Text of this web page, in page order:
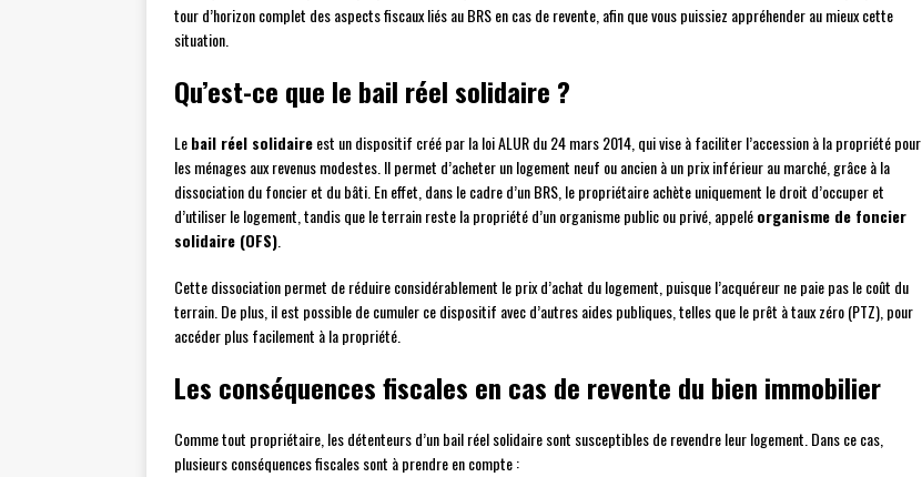
tour d’horizon complet des aspects fiscaux liés au BRS en cas de revente, afin que vous puissiez appréhender au mieux cette
situation.
Qu’est-ce que le bail réel solidaire ?
Lebail réel solidaireest un dispositif créé par la loi ALUR du 24 mars 2014, qui vise à faciliter l’accession à la propriété pour
les ménages aux revenus modestes. Il permet d’acheter un logement neuf ou ancien à un prix inférieur au marché, grâce à la
dissociation du foncier et du bâti. En effet, dans le cadre d’un BRS, le propriétaire achète uniquement le droit d’occuper et
d’utiliser le logement, tandis que le terrain reste la propriété d’un organisme public ou privé, appeléorganisme de foncier
solidaire (OFS)
Cette dissociation permet de réduire considérablement le prix d’achat du logement, puisque l’acquéreur ne paie pas le coût du
terrain. De plus, il est possible de cumuler ce dispositif avec d’autres aides publiques, telles que le prêt à taux zéro (PTZ), pour
accéder plus facilement à la propriété.
Les conséquences fiscales en cas de revente du bien immobilier
Comme tout propriétaire, les détenteurs d’un bail réel solidaire sont susceptibles de revendre leur logement. Dans ce cas,
plusieurs conséquences fiscales sont à prendre en compte :